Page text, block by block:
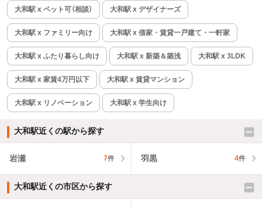
大和駅 x ペット可（相談） 大和駅 x デザイナーズ
大和駅 x ファミリー向け 大和駅 x 借家・賃貸一戸建て・一軒家
大和駅 x ふたり暮らし向け 大和駅 x 新築＆築浅 大和駅 x 3LDK
大和駅 x 家賃4万円以下 大和駅 x 賃貸マンション
大和駅 x リノベーション 大和駅 x 学生向け
大和駅近くの駅から探す
岩瀬 7件 羽黒 4件
大和駅近くの市区から探す